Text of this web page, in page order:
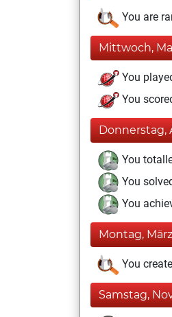
You are
Mittwoch,
You
You
Donnerstag,
You
You
You
Montag,
You
Samstag,